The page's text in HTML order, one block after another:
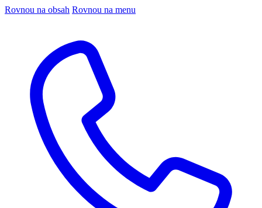
Rovnou na obsah Rovnou na menu